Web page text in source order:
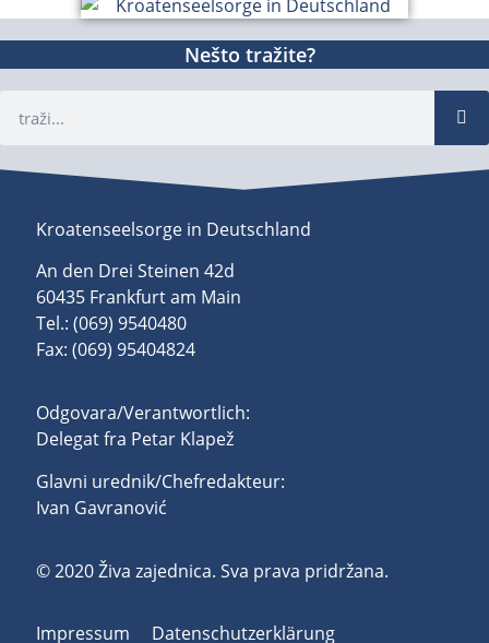
Nešto tražite?
Kroatenseelsorge in Deutschland
An den Drei Steinen 42d
60435 Frankfurt am Main
Tel.: (069) 9540480
Fax: (069) 95404824
Odgovara/Verantwortlich:
Delegat fra Petar Klapež
Glavni urednik/Chefredakteur:
Ivan Gavranović
© 2020 Živa zajednica. Sva prava pridržana.
Impressum
Datenschutzerklärung